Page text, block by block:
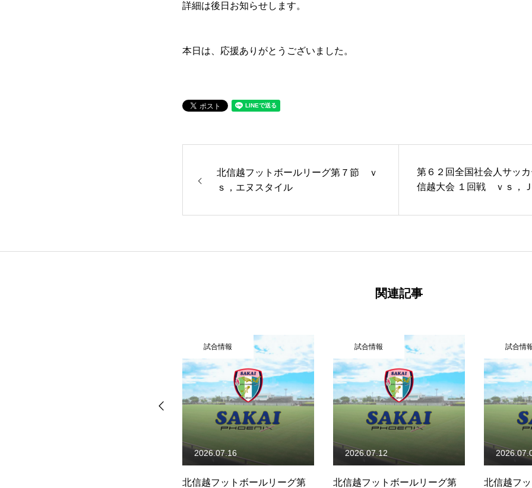
詳細は後日お知らせします。
本日は、応援ありがとうございました。
北信越フットボールリーグ第７節 ｖ
ｓ，エヌスタイル
第６２回全国社会人サッ
信越大会 １回戦 ｖｓ，
関連記事
試合情報
北信越フットボールリーグ第
2026.07.16
試合情報
北信越フットボールリーグ第
2026.07.12
試合情
北信越フ